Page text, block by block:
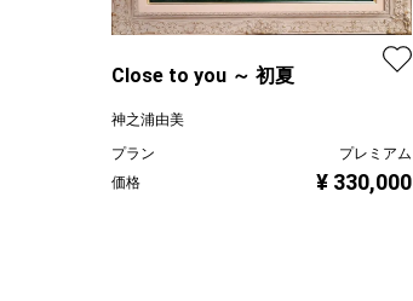
Close to you ～ 初夏
神之浦由美
プラン
プレミアム
価格
¥ 330,000